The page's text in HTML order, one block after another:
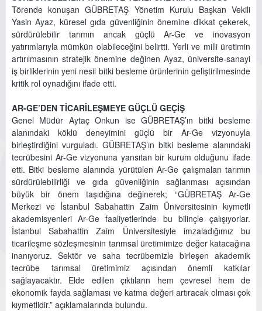
Törende konuşan GÜBRETAŞ Yönetim Kurulu Başkan Vekili
Yasin Ayaz, küresel gıda güvenliğinin önemine dikkat çekerek,
sürdürülebilir tarımın ancak güçlü Ar-Ge ve inovasyon
yatırımlarıyla mümkün olabileceğini belirtti. Yerli ve milli üretimin
artırılmasının stratejik önemine değinen Ayaz, üniversite-sanayi
iş birliklerinin yeni nesil bitki besleme ürünlerinin geliştirilmesinde
kritik rol oynadığını ifade etti.
AR-GE’DEN TİCARİLEŞMEYE GÜÇLÜ GEÇİŞ
Genel Müdür Aytaç Onkun ise GÜBRETAŞ’ın bitki besleme
alanındaki köklü deneyimini güçlü bir Ar-Ge vizyonuyla
birleştirdiğini vurguladı. GÜBRETAŞ’ın bitki besleme alanındaki
tecrübesini Ar-Ge vizyonuna yansıtan bir kurum olduğunu ifade
etti. Bitki besleme alanında yürütülen Ar-Ge çalışmaları tarımın
sürdürülebilirliği ve gıda güvenliğinin sağlanması açısından
büyük bir önem taşıdığına değinerek; “GÜBRETAŞ Ar-Ge
Merkezi ve İstanbul Sabahattin Zaim Üniversitesinin kıymetli
akademisyenleri Ar-Ge faaliyetlerinde bu bilinçle çalışıyorlar.
İstanbul Sabahattin Zaim Üniversitesiyle imzaladığımız bu
ticarileşme sözleşmesinin tarımsal üretimimize değer katacağına
inanıyoruz. Sektör ve saha tecrübemizle birleşen akademik
tecrübe tarımsal üretimimiz açısından önemli katkılar
sağlayacaktır. Elde edilen çıktıların hem çevresel hem de
ekonomik fayda sağlaması ve katma değeri artıracak olması çok
kıymetlidir.” açıklamalarında bulundu.